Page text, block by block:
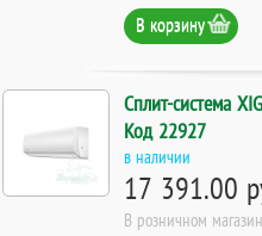
В корзину
Сплит-система
Код 22927
в наличии
17 391.00
В розничном